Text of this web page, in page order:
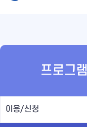
프로그램
이용/신청